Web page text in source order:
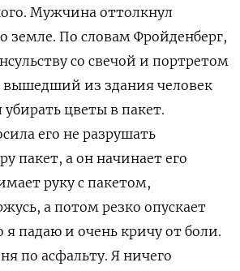
Мужчина оттолкнул
земле. По словам Фройденберг,
со свечой и портретом
вышедший из здания человек
цветы в пакет.
его не разрушать
пакет, а он начинает его
руку с пакетом,
а потом резко опускает
я падаю и очень кричу от боли.
по асфальту. Я ничего